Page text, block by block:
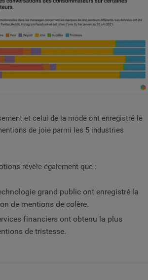
et celui de la mode ont enregistré le
de joie parmi les 5 industries
révèle également que :
grand public ont enregistré la
de mentions de colère.
financiers ont obtenu la plus
de tristesse.